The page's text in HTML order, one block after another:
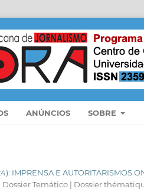
ANÚNCIOS SOBRE
IMPRENSA E AUTORITARISMOS
Temático | Dossier